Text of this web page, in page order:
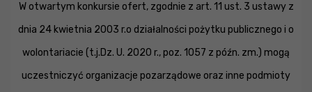
W otwartym konkursie ofert, zgodnie z art. 11 ust. 3 ustawy z
dnia 24 kwietnia 2003 r.o działalności pożytku publicznego i o
wolontariacie (t.j.Dz. U. 2020 r., poz. 1057 z późn. zm.) mogą
uczestniczyć organizacje pozarządowe oraz inne podmioty